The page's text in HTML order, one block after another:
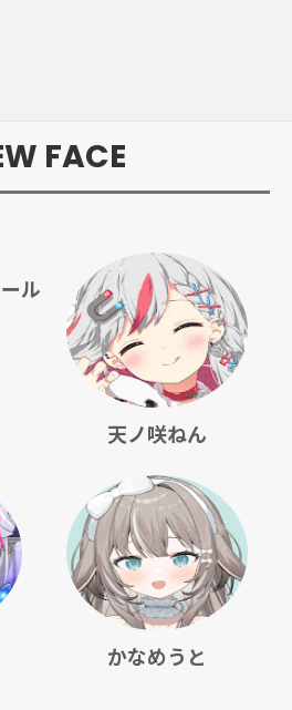
FACE
ル
天ノ咲ねん
かなめうと